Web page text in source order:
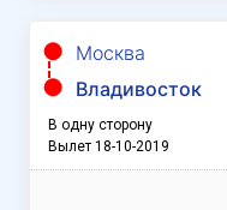
Москва
Владивосток
В одну сторону
Вылет 18-10-2019